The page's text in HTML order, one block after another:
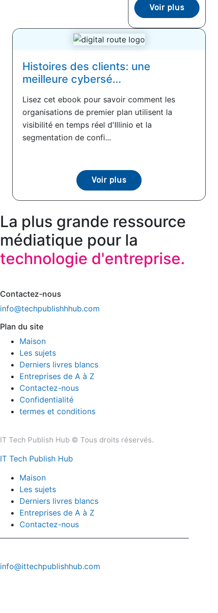
Voir plus
Histoires des clients: une
meilleure cybersé...
Lisez cet ebook pour savoir comment les
organisations de premier plan utilisent la
visibilité en temps réel d'Illinio et la
segmentation de confi...
Voir plus
La plus grande ressource
médiatique pour la
technologie d'entreprise.
Contactez-nous
info@techpublishhhub.com
Plan du site
Maison
Les sujets
Derniers livres blancs
Entreprises de A à Z
Contactez-nous
Confidentialité
termes et conditions
IT Tech Publish Hub © Tous droits réservés.
IT Tech Publish Hub
Maison
Les sujets
Derniers livres blancs
Entreprises de A à Z
Contactez-nous
info@ittechpublishhub.com